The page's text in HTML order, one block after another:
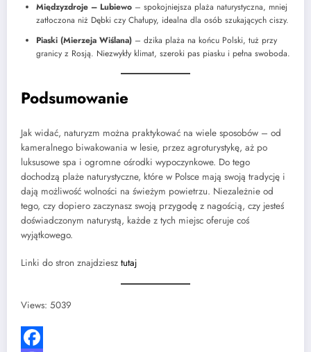
Międzyzdroje – Lubiewo – spokojniejsza plaża naturystyczna, mniej
zatłoczona niż Dębki czy Chałupy, idealna dla osób szukających ciszy.
Piaski (Mierzeja Wiślana) – dzika plaża na końcu Polski, tuż przy
granicy z Rosją. Niezwykły klimat, szeroki pas piasku i pełna swoboda.
Podsumowanie
Jak widać, naturyzm można praktykować na wiele sposobów – od
kameralnego biwakowania w lesie, przez agroturystykę, aż po
luksusowe spa i ogromne ośrodki wypoczynkowe. Do tego
dochodzą plaże naturystyczne, które w Polsce mają swoją tradycję i
dają możliwość wolności na świeżym powietrzu. Niezależnie od
tego, czy dopiero zaczynasz swoją przygodę z nagością, czy jesteś
doświadczonym naturystą, każde z tych miejsc oferuje coś
wyjątkowego.
Linki do stron znajdziesz tutaj
Views: 5039